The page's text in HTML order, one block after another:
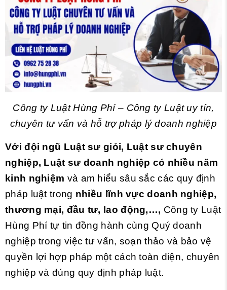
Công ty Luật Hùng Phí – Công ty Luật uy tín,
chuyên tư vấn và hỗ trợ pháp lý doanh nghiệp
Với đội ngũ Luật sư giỏi, Luật sư chuyên
nghiệp, Luật sư doanh nghiệp có nhiều năm
kinh nghiệm và am hiểu sâu sắc các quy định
pháp luật trong nhiều lĩnh vực doanh nghiệp,
thương mại, đầu tư, lao động,…, Công ty Luật
Hùng Phí tự tin đồng hành cùng Quý doanh
nghiệp trong việc tư vấn, soạn thảo và bảo vệ
quyền lợi hợp pháp một cách toàn diện, chuyên
nghiệp và đúng quy định pháp luật.